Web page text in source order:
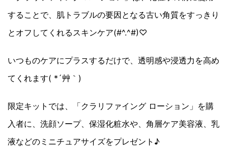
することで、肌トラブルの要因となる古い角質をすっきり
とオフしてくれるスキンケア(#^.^#)♡
いつものケアにプラスするだけで、透明感や浸透力を高め
てくれます( *´艸｀)
限定キットでは、「クラリファイング ローション」を購
入者に、洗顔ソープ、保湿化粧水や、角層ケア美容液、乳
液などのミニチュアサイズをプレゼント♪